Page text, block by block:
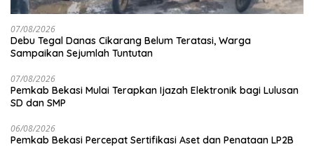
07/08/2026
Debu Tegal Danas Cikarang Belum Teratasi, Warga
Sampaikan Sejumlah Tuntutan
07/08/2026
Pemkab Bekasi Mulai Terapkan Ijazah Elektronik bagi Lulusan
SD dan SMP
06/08/2026
Pemkab Bekasi Percepat Sertifikasi Aset dan Penataan LP2B